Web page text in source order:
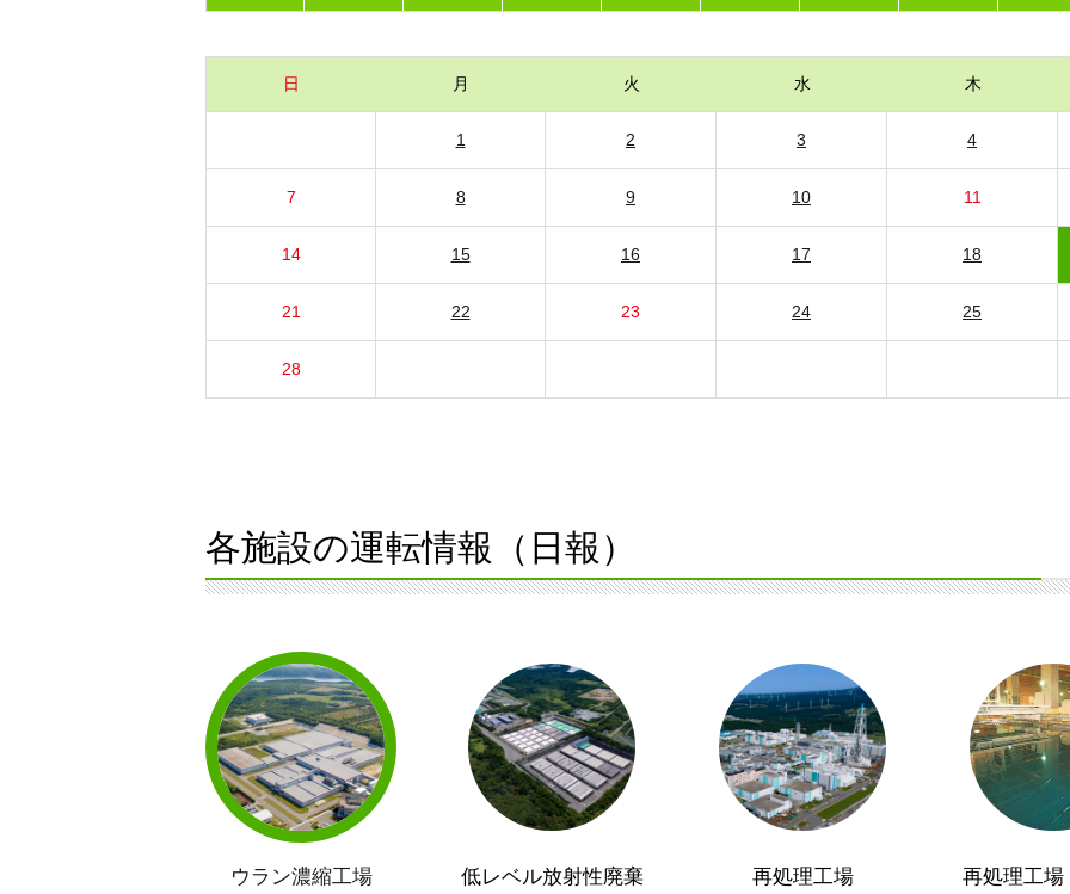
日 月 火 水 木
1 2 3 4
7 8 9 10 11
14 15 16 17 18
21 22 23 24 25
28
各施設の運転情報（日報）
ウラン濃縮工場 低レベル放射性廃棄 再処理工場 再処理工場